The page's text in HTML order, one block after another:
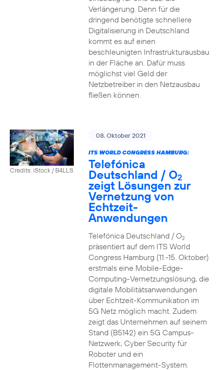
Verlängerung. Denn für die
dringend benötigte schnellere
Digitalisierung in Deutschland
kommt es auf einen
beschleunigten Infrastrukturausbau
in der Fläche an. Dafür muss
möglichst viel Geld der
Netzbetreiber in den Netzausbau
fließen können.
Credits: iStock / B4LLS
08. Oktober 2021
ITS WORLD CONGRESS HAMBURG:
Telefónica
Deutschland / O2
zeigt Lösungen zur
Vernetzung von
Echtzeit-
Anwendungen
Telefónica Deutschland / O2
präsentiert auf dem ITS World
Congress Hamburg (11.-15. Oktober)
erstmals eine Mobile-Edge-
Computing-Vernetzungslösung, die
digitale Mobilitätsanwendungen
über Echtzeit-Kommunikation im
5G Netz möglich macht. Zudem
zeigt das Unternehmen auf seinem
Stand (B5142) ein 5G Campus-
Netzwerk, Cyber Security für
Roboter und ein
Flottenmanagement-System.